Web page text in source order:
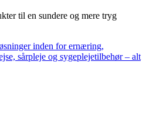
til en sundere og mere tryg
inden for ernæring,
sårpleje og sygeplejetilbehør – alt